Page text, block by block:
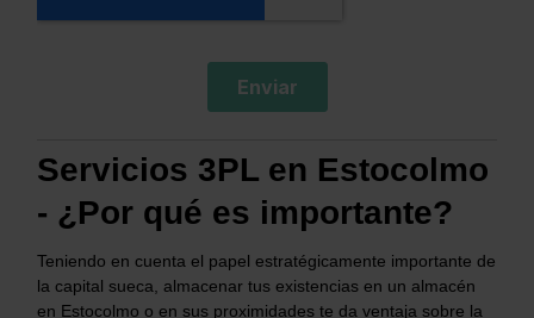
Servicios 3PL en Estocolmo
- ¿Por qué es importante?
Teniendo en cuenta el papel estratégicamente importante de
la capital sueca, almacenar tus existencias en un almacén
en Estocolmo o en sus proximidades te da ventaja sobre la